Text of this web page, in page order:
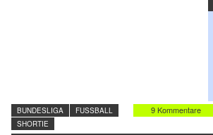
9 Kommentare
BUNDESLIGA
FUSSBALL
SHORTIE